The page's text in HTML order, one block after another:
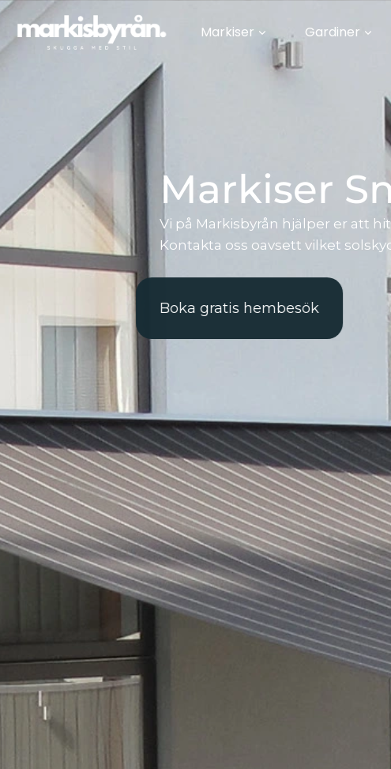
Markiser Gardiner
Markiser
Vi på Markisbyrån hjälper er att
Kontakta oss oavsett vilket
Boka gratis hembesök